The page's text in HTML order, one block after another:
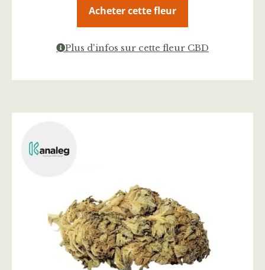
Acheter cette fleur
Plus d'infos sur cette fleur CBD